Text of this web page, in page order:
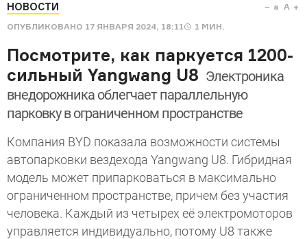
НОВОСТИ
ОПУБЛИКОВАНО 17 ЯНВАРЯ 2024, 18:11 1 МИН.
a A
Посмотрите, как паркуется 1200-
сильный Yangwang U8 Электроника
внедорожника облегчает параллельную
парковку в ограниченном пространстве
Компания BYD показала возможности системы
автопарковки вездехода Yangwang U8. Гибридная
модель может припарковаться в максимально
ограниченном пространстве, причем без участия
человека. Каждый из четырех её электромоторов
управляется индивидуально, потому U8 также